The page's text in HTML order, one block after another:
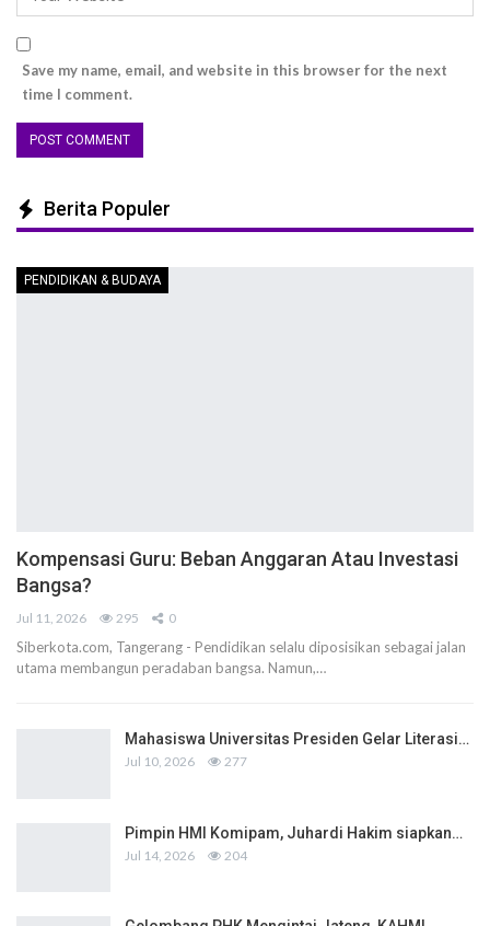
Save my name, email, and website in this browser for the next
time I comment.
Berita Populer
PENDIDIKAN & BUDAYA
Kompensasi Guru: Beban Anggaran Atau Investasi
Bangsa?
Jul 11, 2026 295 0
Siberkota.com, Tangerang - Pendidikan selalu diposisikan sebagai jalan
utama membangun peradaban bangsa. Namun,…
Mahasiswa Universitas Presiden Gelar Literasi…
Jul 10, 2026 277
Pimpin HMI Komipam, Juhardi Hakim siapkan…
Jul 14, 2026 204